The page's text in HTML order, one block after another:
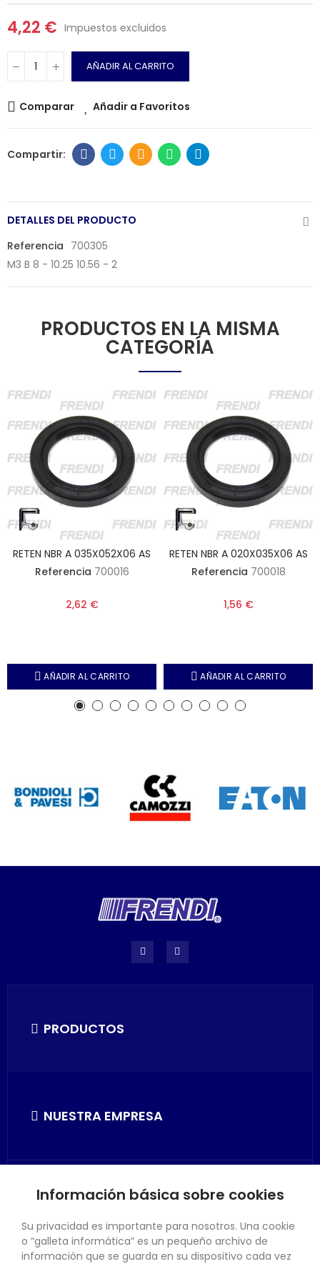
4,22 € Impuestos excluidos
AÑADIR AL CARRITO
Comparar Añadir a Favoritos
DETALLES DEL PRODUCTO
Referencia 700305
M3 B 8 - 10.25 10.56 - 2
PRODUCTOS EN LA MISMA
CATEGORÍA
RETEN NBR A 035X052X06 AS
Referencia 700016
2,62 €
AÑADIR AL CARRITO
RETEN NBR A 020X035X06 AS
Referencia 700018
1,56 €
AÑADIR AL CARRITO
PRODUCTOS
NUESTRA EMPRESA
SU CUENTA
Información básica sobre cookies
Su privacidad es importante para nosotros. Una cookie
o “galleta informática” es un pequeño archivo de
información que se guarda en su dispositivo cada vez